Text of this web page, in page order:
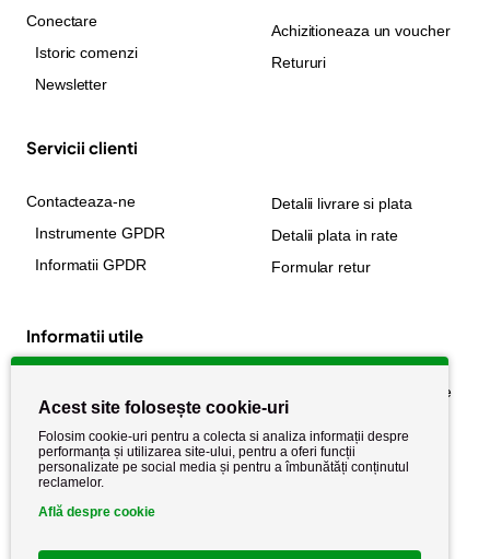
Conectare
Istoric comenzi
Newsletter
Achizitioneaza un voucher
Retururi
Servicii clienti
Contacteaza-ne
Instrumente GPDR
Informatii GPDR
Detalii livrare si plata
Detalii plata in rate
Formular retur
Informatii utile
Politica de cookie
Politica de confidențialitate
Termeni si conditii
Acest site folosește cookie-uri
Folosim cookie-uri pentru a colecta si analiza informații despre
performanța și utilizarea site-ului, pentru a oferi funcții
personalizate pe social media și pentru a îmbunătăți conținutul
reclamelor.
Află despre cookie